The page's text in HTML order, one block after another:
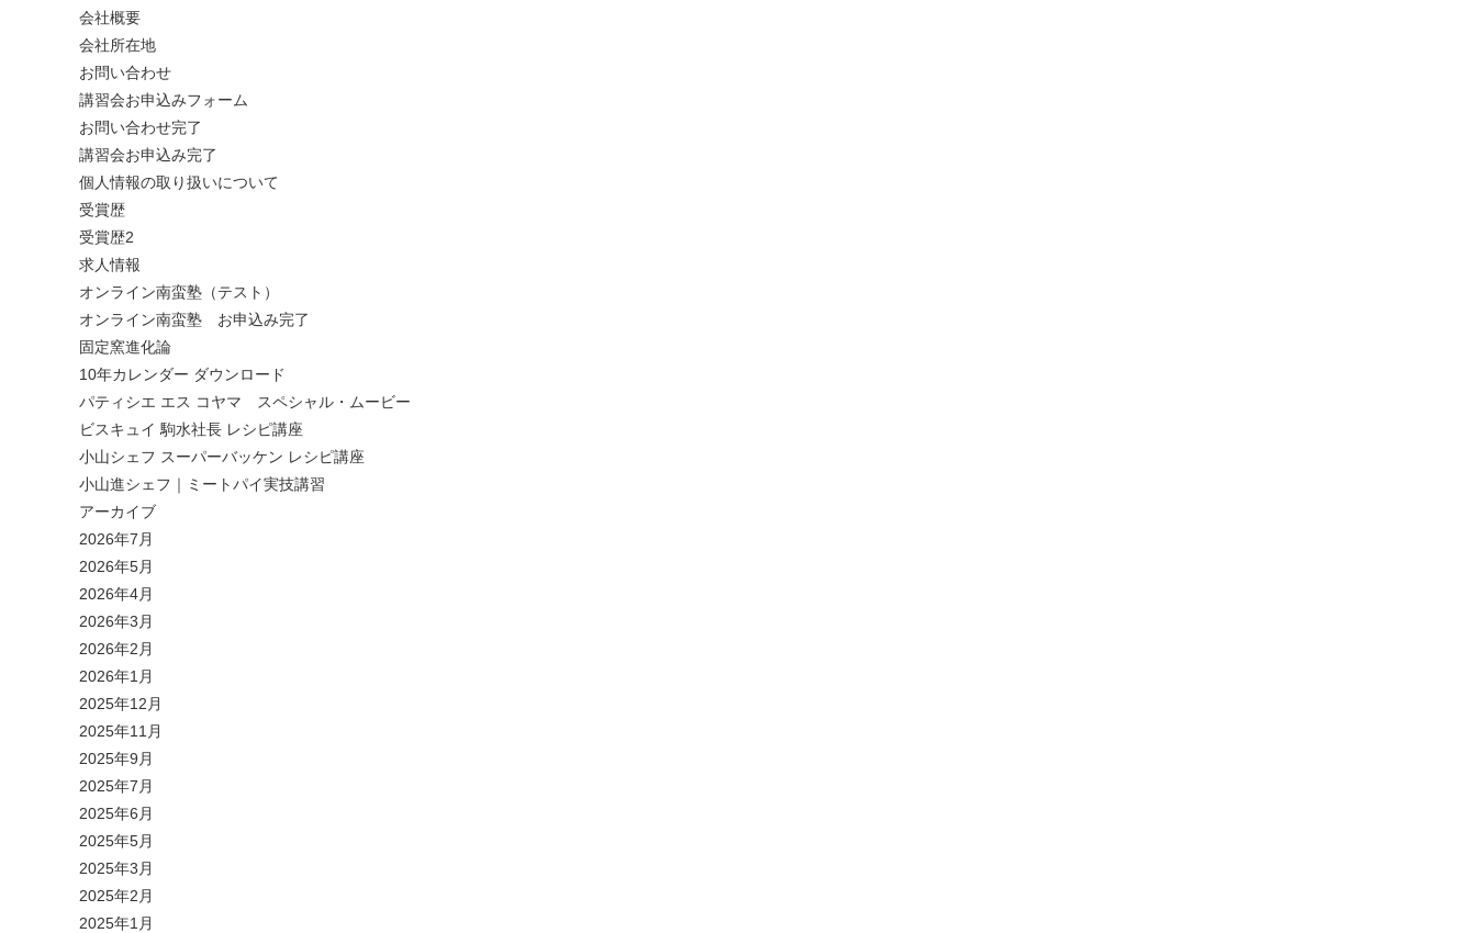
会社概要
会社所在地
お問い合わせ
講習会お申込みフォーム
お問い合わせ完了
講習会お申込み完了
個人情報の取り扱いについて
受賞歴
受賞歴2
求人情報
オンライン南蛮塾（テスト）
オンライン南蛮塾 お申込み完了
固定窯進化論
10年カレンダー ダウンロード
パティシエ エス コヤマ スペシャル・ムービー
ビスキュイ 駒水社長 レシピ講座
小山シェフ スーパーバッケン レシピ講座
小山進シェフ｜ミートパイ実技講習
アーカイブ
2026年7月
2026年5月
2026年4月
2026年3月
2026年2月
2026年1月
2025年12月
2025年11月
2025年9月
2025年7月
2025年6月
2025年5月
2025年3月
2025年2月
2025年1月